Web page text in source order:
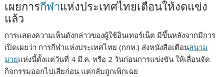
เผยการกีฬาแห่งประเทศไทยเตือนให้งดแข่ง
แล้ว
การแสดงความเห็นดังกล่าวของผู้ใช้อินเทอร์เน็ต มีขึ้นหลังจากมีการ
เปิดเผยว่า การกีฬาแห่งประเทศไทย (กกท.) ส่งหนังสือเตือนสนาม
มวยแห่งนี้ตั้งแต่วันที่ 4 มี.ค. หรือ 2 วันก่อนการแข่งขัน ให้เลื่อนจัด
กิจกรรมออกไปเสียก่อน แต่กลับถูกเพิกเฉย